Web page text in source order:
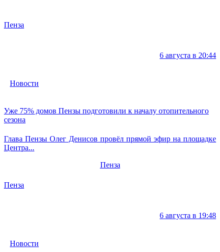
Пенза
6 августа в 20:44
Новости
Уже 75% домов Пензы подготовили к началу отопительного
сезона
Глава Пензы Олег Денисов провёл прямой эфир на площадке
Центра...
Пенза
Пенза
6 августа в 19:48
Новости